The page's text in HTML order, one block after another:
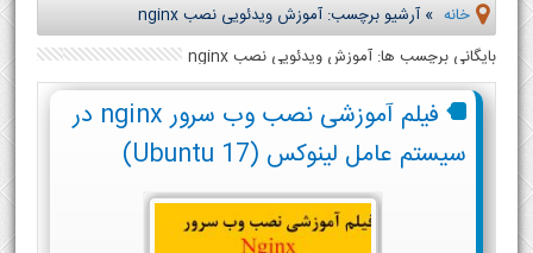
خانه »آرشیو برچسب: آموزش ویدئویی نصب nginx
بایگانی برچسب ها: آموزش ویدئویی نصب nginx
فیلم آموزشی نصب وب سرور nginx در
سیستم عامل لینوکس (Ubuntu 17)